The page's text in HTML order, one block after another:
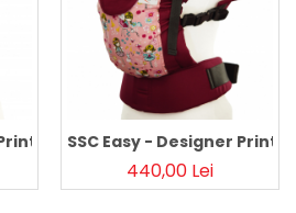
- Albastru Roboti
SSC Easy - Designer Print -
440,00 Lei